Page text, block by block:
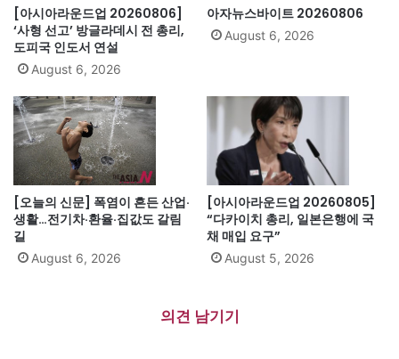
[아시아라운드업 20260806]
‘사형 선고’ 방글라데시 전 총리,
도피국 인도서 연설
August 6, 2026
아자뉴스바이트 20260806
August 6, 2026
[오늘의 신문] 폭염이 흔든 산업·
생활…전기차·환율·집값도 갈림
길
August 6, 2026
[아시아라운드업 20260805]
“다카이치 총리, 일본은행에 국
채 매입 요구”
August 5, 2026
의견 남기기